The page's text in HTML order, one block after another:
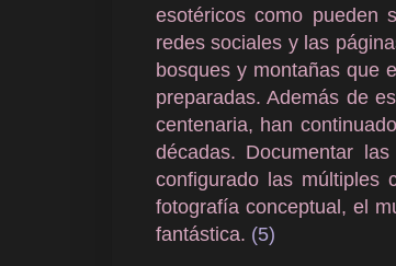
esotéricos como pueden
redes sociales y las
bosques y montañas que
preparadas. Además de
centenaria, han
décadas. Documentar
configurado las múltiples
fotografía conceptual, el
fantástica. (5)